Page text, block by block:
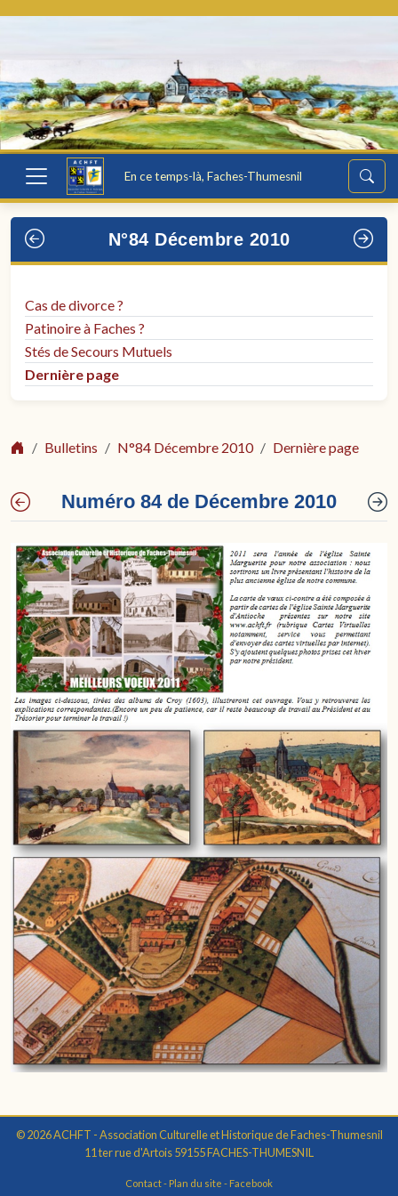
En ce temps-là, Faches-Thumesnil
N°84 Décembre 2010
Cas de divorce ?
Patinoire à Faches ?
Stés de Secours Mutuels
Dernière page
Bulletins N°84 Décembre 2010 Dernière page
Numéro 84 de Décembre 2010
© 2026 ACHFT - Association Culturelle et Historique de Faches-Thumesnil
11 ter rue d'Artois 59155 FACHES-THUMESNIL
Contact- Plan du site - Facebook